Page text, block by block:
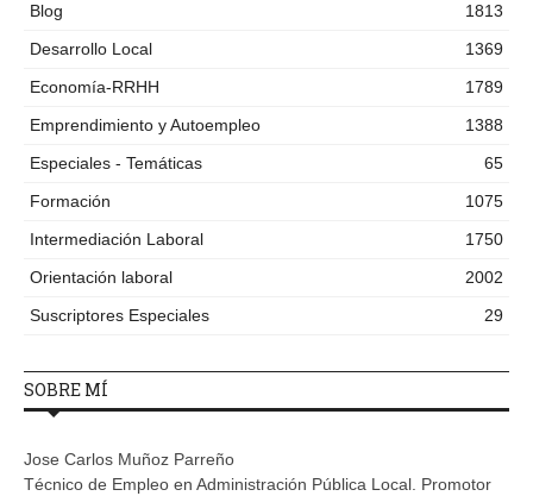
Blog
1813
Desarrollo Local
1369
Economía-RRHH
1789
Emprendimiento y Autoempleo
1388
Especiales - Temáticas
65
Formación
1075
Intermediación Laboral
1750
Orientación laboral
2002
Suscriptores Especiales
29
SOBRE MÍ
Jose Carlos Muñoz Parreño
Técnico de Empleo en Administración Pública Local. Promotor